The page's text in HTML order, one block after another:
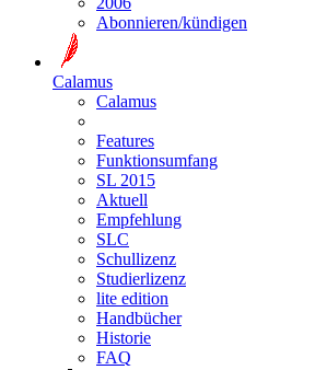
Abonnieren/kündigen
Calamus
Calamus
Features
Funktionsumfang
SL 2015
Aktuell
Empfehlung
SLC
Schullizenz
Studierlizenz
lite edition
Handbücher
Historie
FAQ